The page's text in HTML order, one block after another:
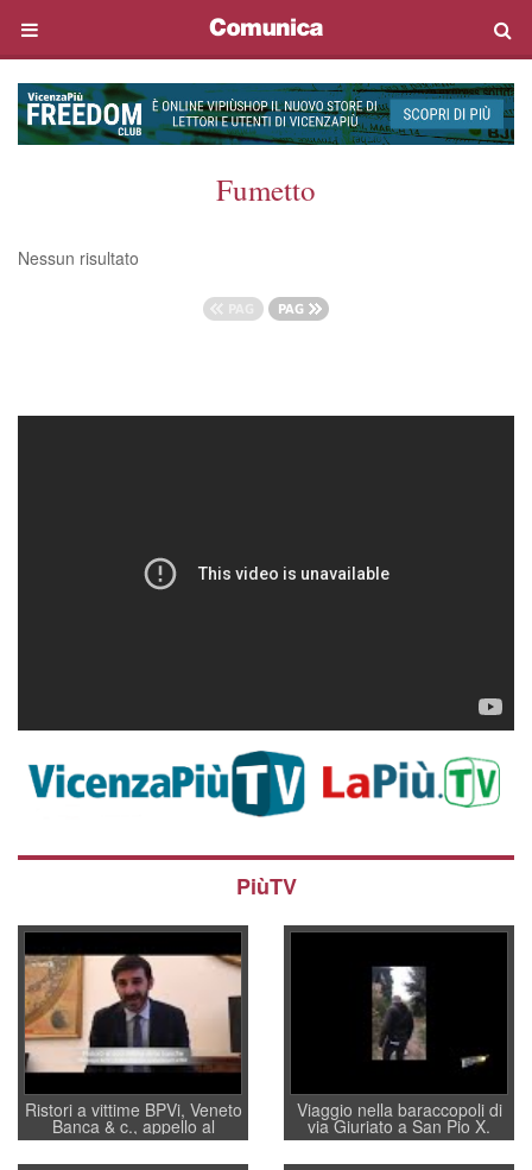
Fumetto
Nessun risultato
PiùTV
Ristori a vittime BPVi, Veneto
Banca & c., appello al
sottosegretario Alessio
Villarosa: per mettere ordine
Viaggio nella baraccopoli di
via Giuriato a San Pio X.
Vicenza ai Vicentini: “faremo
un regalo di Natale ai